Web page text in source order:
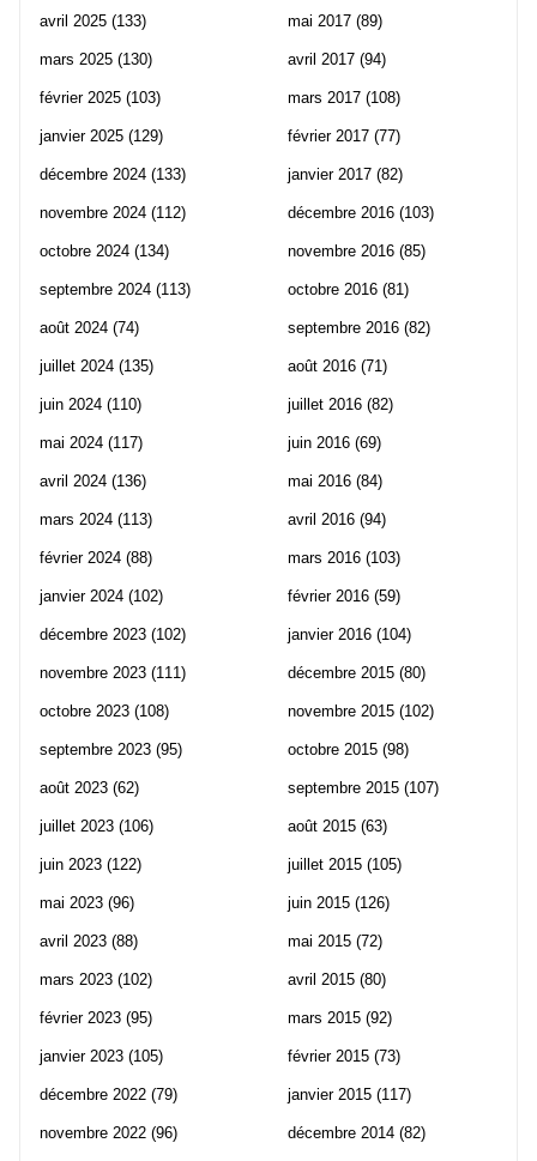
avril 2025 (133)
mars 2025 (130)
février 2025 (103)
janvier 2025 (129)
décembre 2024 (133)
novembre 2024 (112)
octobre 2024 (134)
septembre 2024 (113)
août 2024 (74)
juillet 2024 (135)
juin 2024 (110)
mai 2024 (117)
avril 2024 (136)
mars 2024 (113)
février 2024 (88)
janvier 2024 (102)
décembre 2023 (102)
novembre 2023 (111)
octobre 2023 (108)
septembre 2023 (95)
août 2023 (62)
juillet 2023 (106)
juin 2023 (122)
mai 2023 (96)
avril 2023 (88)
mars 2023 (102)
février 2023 (95)
janvier 2023 (105)
décembre 2022 (79)
novembre 2022 (96)
mai 2017 (89)
avril 2017 (94)
mars 2017 (108)
février 2017 (77)
janvier 2017 (82)
décembre 2016 (103)
novembre 2016 (85)
octobre 2016 (81)
septembre 2016 (82)
août 2016 (71)
juillet 2016 (82)
juin 2016 (69)
mai 2016 (84)
avril 2016 (94)
mars 2016 (103)
février 2016 (59)
janvier 2016 (104)
décembre 2015 (80)
novembre 2015 (102)
octobre 2015 (98)
septembre 2015 (107)
août 2015 (63)
juillet 2015 (105)
juin 2015 (126)
mai 2015 (72)
avril 2015 (80)
mars 2015 (92)
février 2015 (73)
janvier 2015 (117)
décembre 2014 (82)